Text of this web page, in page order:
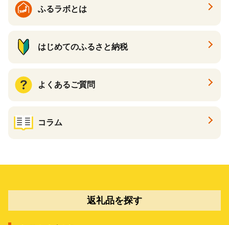
ふるラボとは
はじめてのふるさと納税
よくあるご質問
コラム
返礼品を探す